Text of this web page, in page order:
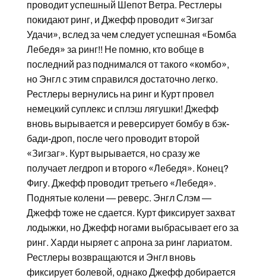
проводит успешный Шепот Ветра. Рестлеры
покидают ринг, и Джефф проводит «Зигзаг
Удачи», вслед за чем следует успешная «Бомба
Лебедя» за ринг!! Не помню, кто вобще в
последний раз поднимался от такого «комбо»,
но Энгл с этим справился достаточно легко.
Рестлеры вернулись на ринг и Курт провел
немецкий суплекс и сплэш лягушки! Джефф
вновь вырывается и реверсирует бомбу в бэк-
бади-дроп, после чего проводит второй
«Зигзаг». Курт вырывается, но сразу же
получает легдроп и второго «Лебедя». Конец?
Фигу. Джефф проводит третьего «Лебедя».
Поднятые колени — реверс. Энгл Слэм —
Джефф тоже не сдается. Курт фиксирует захват
лодыжки, но Джефф ногами выбрасывает его за
ринг. Харди ныряет с апрона за ринг лариатом.
Рестлеры возвращаются и Энгл вновь
фиксирует болевой, однако Джефф добирается